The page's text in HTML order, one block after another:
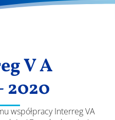
V A
2020
współpracy Interreg VA